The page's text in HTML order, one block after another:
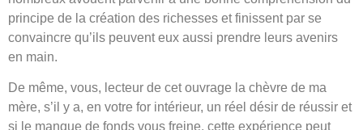
principe de la création des richesses et finissent par se
convaincre qu’ils peuvent eux aussi prendre leurs avenirs
en main.
De même, vous, lecteur de cet ouvrage la chèvre de ma
mère, s’il y a, en votre for intérieur, un réel désir de réussir et
si le manque de fonds vous freine, cette expérience peut